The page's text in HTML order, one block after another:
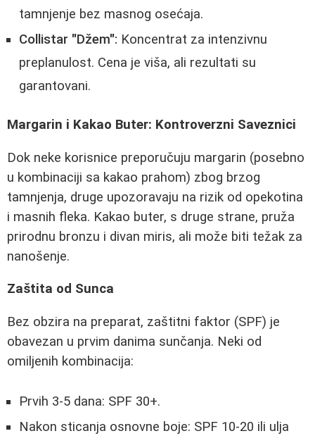
tamnjenje bez masnog osećaja.
Collistar "Džem": Koncentrat za intenzivnu
preplanulost. Cena je viša, ali rezultati su
garantovani.
Margarin i Kakao Buter: Kontroverzni Saveznici
Dok neke korisnice preporučuju margarin (posebno
u kombinaciji sa kakao prahom) zbog brzog
tamnjenja, druge upozoravaju na rizik od opekotina
i masnih fleka. Kakao buter, s druge strane, pruža
prirodnu bronzu i divan miris, ali može biti težak za
nanošenje.
Zaštita od Sunca
Bez obzira na preparat, zaštitni faktor (SPF) je
obavezan u prvim danima sunčanja. Neki od
omiljenih kombinacija:
Prvih 3-5 dana: SPF 30+.
Nakon sticanja osnovne boje: SPF 10-20 ili ulja